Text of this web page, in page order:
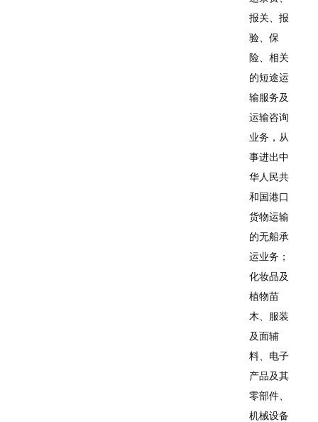
报关、报
验、保
险、相关
的短途运
输服务及
运输咨询
业务，从
事进出中
华人民共
和国港口
货物运输
的无船承
运业务；
化妆品及
植物苗
木、服装
及面辅
料、电子
产品及其
零部件、
机械设备